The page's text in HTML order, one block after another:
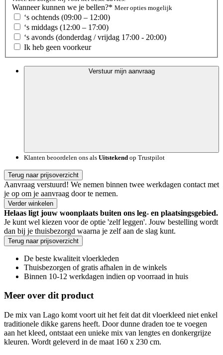
Wanneer kunnen we je bellen?* Meer opties mogelijk
‘s ochtends (09:00 – 12:00)
‘s middags (12:00 – 17:00)
‘s avonds (donderdag / vrijdag 17:00 - 20:00)
Ik heb geen voorkeur
Verstuur mijn aanvraag
Klanten beoordelen ons als Uitstekend op Trustpilot
Terug naar prijsoverzicht
Aanvraag verstuurd! We nemen binnen twee werkdagen contact met
je op om je aanvraag door te nemen.
Verder winkelen
Helaas ligt jouw woonplaats buiten ons leg- en plaatsingsgebied.
Je kunt wel kiezen voor de optie 'zelf leggen'. Jouw bestelling wordt
dan bij je thuisbezorgd waarna je zelf aan de slag kunt.
Terug naar prijsoverzicht
De beste kwaliteit vloerkleden
Thuisbezorgen of gratis afhalen in de winkels
Binnen 10-12 werkdagen indien op voorraad in huis
Meer over dit product
De mix van Lago komt voort uit het feit dat dit vloerkleed niet enkel
traditionele dikke garens heeft. Door dunne draden toe te voegen
aan het kleed, ontstaat een unieke mix van lengtes en donkergrijze
kleuren. Wordt geleverd in de maat 160 x 230 cm.